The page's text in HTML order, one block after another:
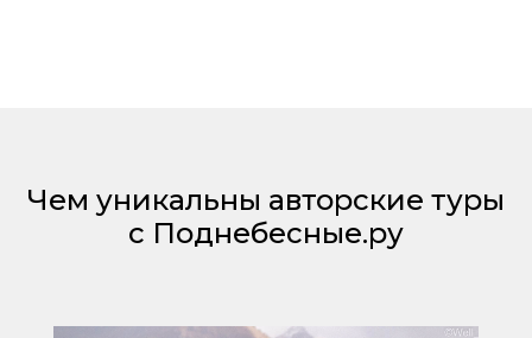
Чем уникальны авторские туры
с Поднебесные.ру